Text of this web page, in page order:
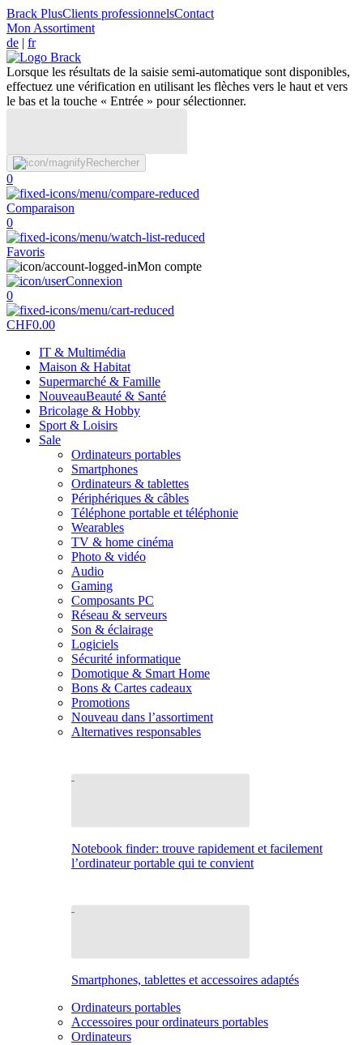
Brack PlusClients professionnelsContact
Mon Assortiment
de | fr
Lorsque les résultats de la saisie semi-automatique sont disponibles,
effectuez une vérification en utilisant les flèches vers le haut et vers
le bas et la touche « Entrée » pour sélectionner.
Rechercher
0
Comparaison
0
Favoris
Mon compte
Connexion
0
CHF0.00
IT & Multimédia
Maison & Habitat
Supermarché & Famille
NouveauBeauté & Santé
Bricolage & Hobby
Sport & Loisirs
Sale
Ordinateurs portables
Smartphones
Ordinateurs & tablettes
Périphériques & câbles
Téléphone portable et téléphonie
Wearables
TV & home cinéma
Photo & vidéo
Audio
Gaming
Composants PC
Réseau & serveurs
Son & éclairage
Logiciels
Sécurité informatique
Domotique & Smart Home
Bons & Cartes cadeaux
Promotions
Nouveau dans l’assortiment
Alternatives responsables
Notebook finder: trouve rapidement et facilement
l’ordinateur portable qui te convient
Smartphones, tablettes et accessoires adaptés
Ordinateurs portables
Accessoires pour ordinateurs portables
Ordinateurs